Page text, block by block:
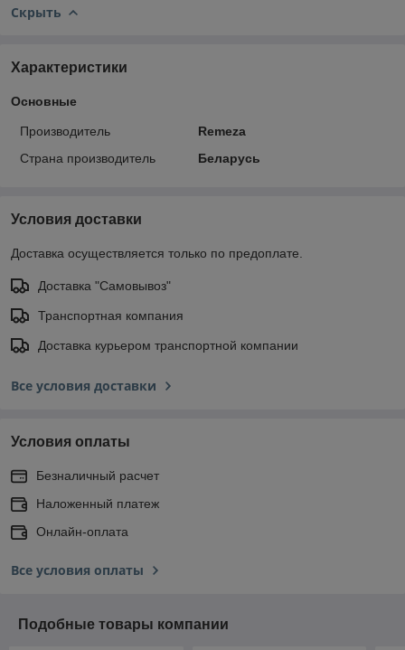
Скрыть
Характеристики
Основные
Производитель
Remeza
Страна производитель
Беларусь
Условия доставки
Доставка осуществляется только по предоплате.
Доставка "Самовывоз"
Транспортная компания
Доставка курьером транспортной компании
Все условия доставки
Условия оплаты
Безналичный расчет
Наложенный платеж
Онлайн-оплата
Все условия оплаты
Подобные товары компании